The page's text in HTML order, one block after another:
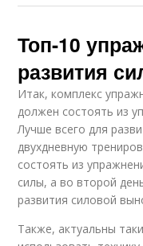
Топ-10
развития
Итак, комплекс
должен состоять из
Лучше всего для
двухдневную
состоять из
силы, а во второй
развития силовой
Также, актуальны